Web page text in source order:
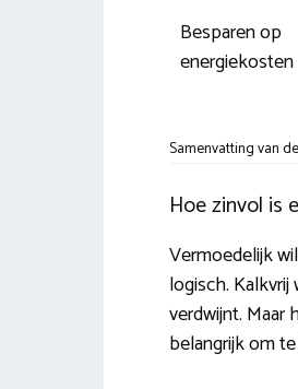
Besparen op
energiekosten
Samenvatting van
Hoe zinvol is
Vermoedelijk
logisch.
verdwijnt. Maar
belangrijk om